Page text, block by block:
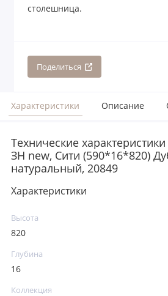
столешница.
Поделиться
Характеристики Описание
Технические
ЗН new, Сити (590*16*820)
натуральный, 20849
Характеристики
Высота
820
Глубина
16
Коллекция